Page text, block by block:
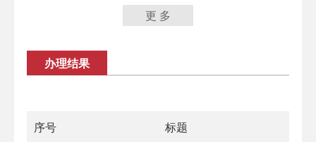
更 多
办理结果
序号 标题